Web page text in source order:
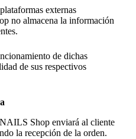
externas
no almacena la información
de dichas
de sus respectivos
Shop enviará al cliente
la recepción de la orden.